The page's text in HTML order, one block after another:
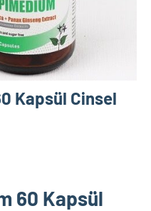
Kapsül Cinsel
60 Kapsül